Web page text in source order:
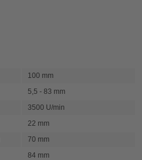
100 mm
5,5 - 83 mm
3500 U/min
22 mm
70 mm
84 mm